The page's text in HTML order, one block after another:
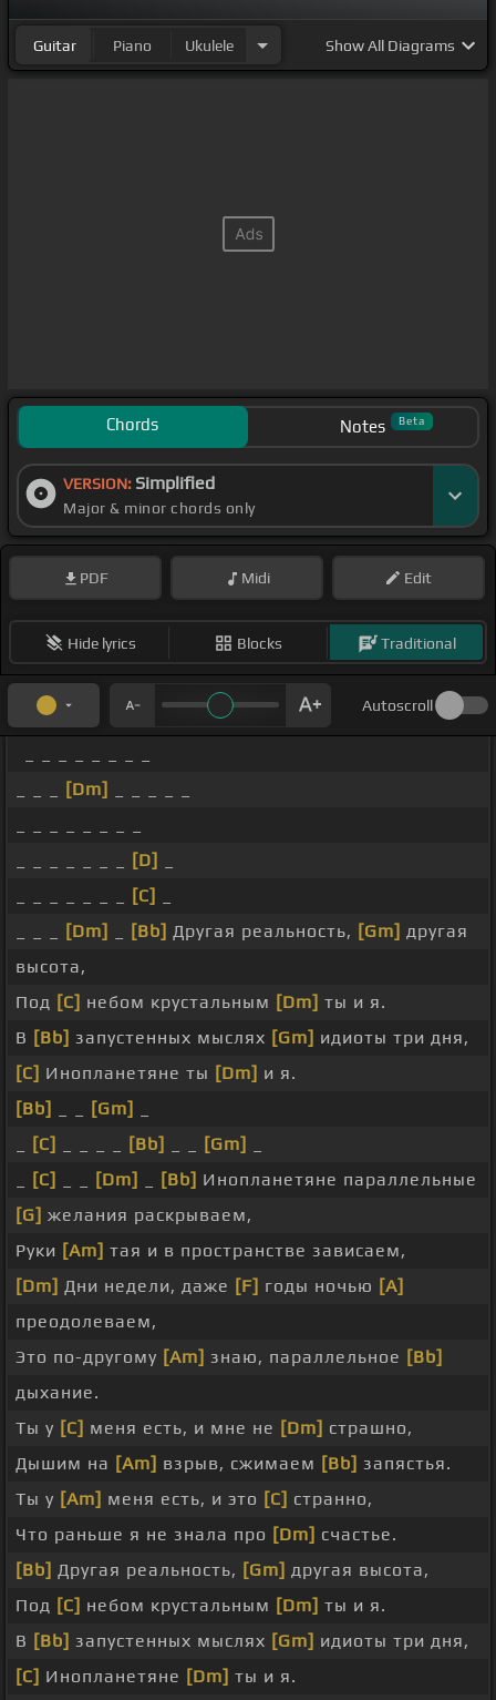
Guitar Piano Ukulele ShowAll Diagrams
Chords Notes Beta
VERSION: Simplified
Major & minor chords only
PDF Midi Edit
Hide lyrics Blocks Traditional
Autoscroll
[Dm]
[D]
[C]
[Dm] [Bb] Другая реальность, [Gm] другая
высота,
Под [C] небом крустальным [Dm] ты и я.
В [Bb] запустенных мыслях [Gm] идиоты три дня,
[C] Инопланетяне ты [Dm] и я.
[Bb]
[Gm]
[C] [Bb] [Gm]
[C] [Dm] [Bb] Инопланетяне параллельные
[G] желания раскрываем,
Руки [Am] тая и в пространстве зависаем,
[Dm] Дни недели, даже [F] годы ночью [A]
преодолеваем,
Это по-другому [Am] знаю, параллельное [Bb]
дыхание.
Ты у [C] меня есть, и мне не [Dm] страшно,
Дышим на [Am] взрыв, сжимаем [Bb] запястья.
Ты у [Am] меня есть, и это [C] странно,
Что раньше я не знала про [Dm] счастье.
[Bb] Другая реальность, [Gm] другая высота,
Под [C] небом крустальным [Dm] ты и я.
В [Bb] запустенных мыслях [Gm] идиоты три дня,
[C] Инопланетяне [Dm] ты и я.